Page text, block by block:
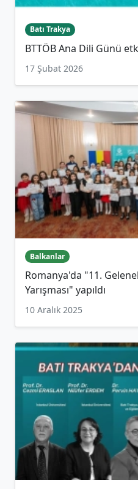
Batı Trakya
BTTÖB Ana Dili Günü
17 Şubat 2026
Balkanlar
Romanya'da "11.
Yarışması" yapıldı
10 Aralık 2025